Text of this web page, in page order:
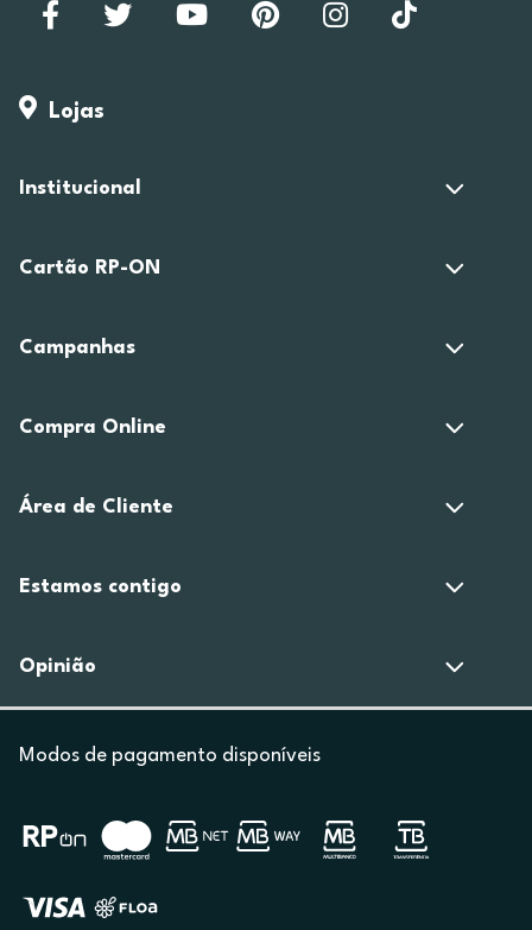
Lojas
Institucional
Cartão RP-ON
Campanhas
Compra Online
Área de Cliente
Estamos contigo
Opinião
Modos de pagamento disponíveis